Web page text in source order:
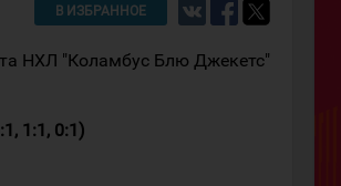
В ИЗБРАННОЕ
НХЛ "Коламбус Блю Джекетс"
1:1, 0:1)